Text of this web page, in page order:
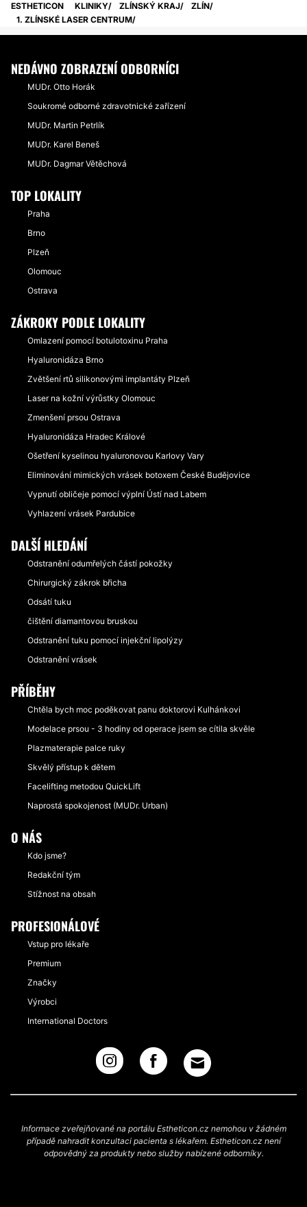
ESTHETICON KLINIKY ZLÍNSKÝ KRAJ
ZLÍN
1. ZLÍNSKÉ LASER CENTRUM
NEDÁVNO ZOBRAZENÍ ODBORNÍCI
MUDr. Otto Horák
Soukromé odborné zdravotnické zařízení
MUDr. Martin Petrlík
MUDr. Karel Beneš
MUDr. Dagmar Větěchová
TOP LOKALITY
Praha
Brno
Plzeň
Olomouc
Ostrava
ZÁKROKY PODLE LOKALITY
Omlazení pomocí botulotoxinu Praha
Hyaluronidáza Brno
Zvětšení rtů silikonovými implantáty Plzeň
Laser na kožní výrůstky Olomouc
Zmenšení prsou Ostrava
Hyaluronidáza Hradec Králové
Ošetření kyselinou hyaluronovou Karlovy Vary
Eliminování mimických vrásek botoxem České Budějovice
Vypnutí obličeje pomocí výplní Ústí nad Labem
Vyhlazení vrásek Pardubice
DALŠÍ HLEDÁNÍ
Odstranění odumřelých částí pokožky
Chirurgický zákrok břicha
Odsátí tuku
čištění diamantovou bruskou
Odstranění tuku pomocí injekční lipolýzy
Odstranění vrásek
PŘÍBĚHY
Chtěla bych moc poděkovat panu doktorovi Kulhánkovi
Modelace prsou - 3 hodiny od operace jsem se cítila skvěle
Plazmaterapie palce ruky
Skvělý přístup k dětem
Facelifting metodou QuickLift
Naprostá spokojenost (MUDr. Urban)
O NÁS
Kdo jsme?
Redakční tým
Stížnost na obsah
PROFESIONÁLOVÉ
Vstup pro lékaře
Premium
Značky
Výrobci
International Doctors
Informace zveřejňované na portálu Estheticon.cz nemohou v žádném
případě nahradit konzultaci pacienta s lékařem. Estheticon.cz není
odpovědný za produkty nebo služby nabízené odborníky.